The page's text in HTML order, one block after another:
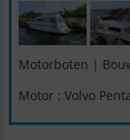
Motorboten |
Motor : Volvo